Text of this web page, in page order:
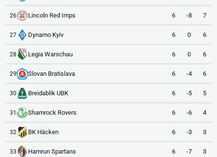
26 Lincoln Red Imps 6 -8 7
27 Dynamo Kyiv 6 0 6
28 Legia Warschau 6 0 6
29 Slovan Bratislava 6 -4 6
30 Breidablik UBK 6 -5 5
31 Shamrock Rovers 6 -6 4
32 BK Häcken 6 -3 3
33 Hamrun Spartans 6 -7 3